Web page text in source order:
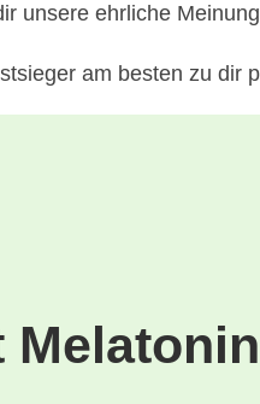
unsere ehrliche
am besten zu dir
Melatonin